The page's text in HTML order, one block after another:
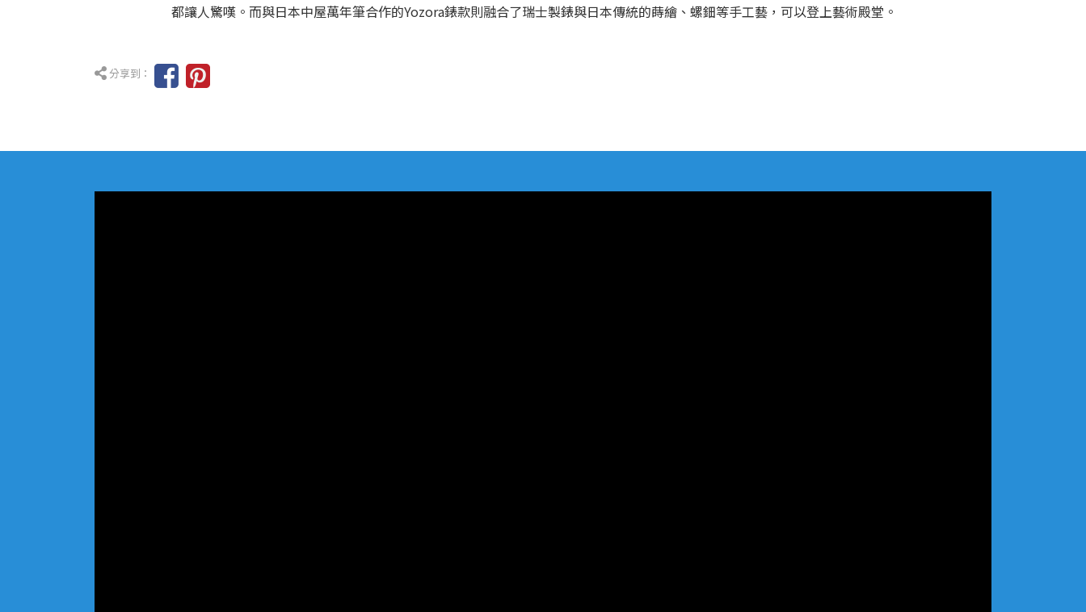
都讓人驚嘆。而與日本中屋萬年筆合作的Yozora錶款則融合了瑞士製錶與日本傳統的蒔繪、螺鈿等手工藝，可以登上藝術殿堂。
分享到：